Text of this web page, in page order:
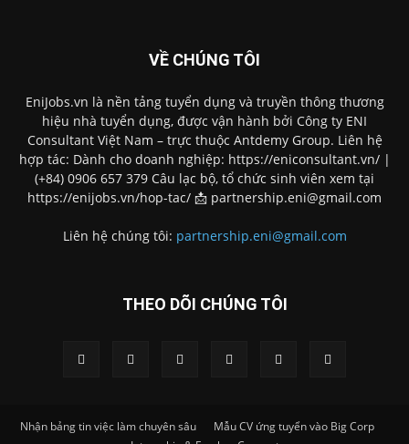
VỀ CHÚNG TÔI
EniJobs.vn là nền tảng tuyển dụng và truyền thông thương
hiệu nhà tuyển dụng, được vận hành bởi Công ty ENI
Consultant Việt Nam – trực thuộc Antdemy Group. Liên hệ
hợp tác: Dành cho doanh nghiệp: https://eniconsultant.vn/ |
(+84) 0906 657 379 Câu lạc bộ, tổ chức sinh viên xem tại
https://enijobs.vn/hop-tac/ 📩 partnership.eni@gmail.com
Liên hệ chúng tôi: partnership.eni@gmail.com
THEO DÕI CHÚNG TÔI
Nhận bảng tin việc làm chuyên sâu
Mẫu CV ứng tuyển vào Big Corp